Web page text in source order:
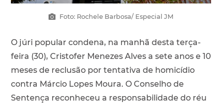
Foto: Rochele Barbosa/ Especial JM
O júri popular condena, na manhã desta terça-
feira (30), Cristofer Menezes Alves a sete anos e 10
meses de reclusão por tentativa de homicídio
contra Márcio Lopes Moura. O Conselho de
Sentença reconheceu a responsabilidade do réu